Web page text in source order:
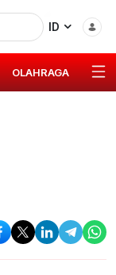
ID
OLAHRAGA GAYA